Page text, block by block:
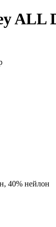
ALL
40% нейлон